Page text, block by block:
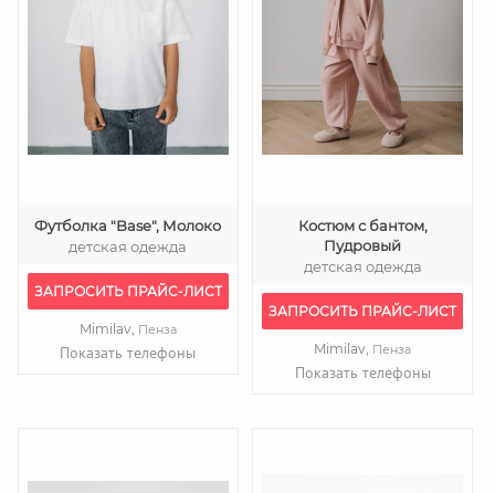
Футболка "Base", Молоко
детская одежда
ЗАПРОСИТЬ ПРАЙС-ЛИСТ
Mimilav, Пенза
Показать телефоны
Костюм с бантом,
Пудровый
детская одежда
ЗАПРОСИТЬ ПРАЙС-ЛИСТ
Mimilav, Пенза
Показать телефоны